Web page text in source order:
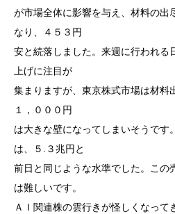
が市場全体に影響を与え、材料の出
なり、４５３円
安と続落しました。来週に行われる
上げに注目が
集まりますが、東京株式市場は材料
１，０００円
は大きな壁になってしまいそうです
は、５.３兆円と
前日と同じような水準でした。この
は難しいです。
ＡＩ関連株の雲行きが怪しくなって